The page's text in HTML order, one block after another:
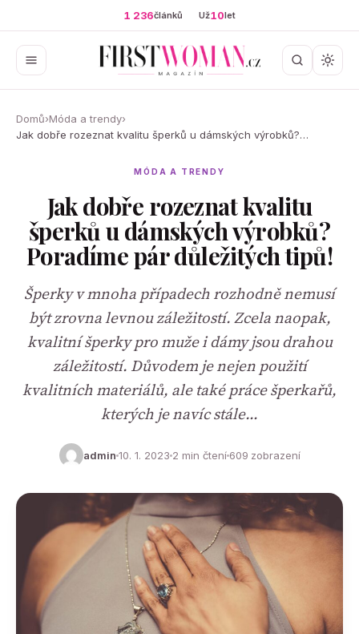
1 236článků Už10let
Domů›Móda a trendy›
Jak dobře rozeznat kvalitu šperků u dámských výrobků?…
MÓDA A TRENDY
Jak dobře rozeznat kvalitu
šperků u dámských výrobků?
Poradíme pár důležitých tipů!
Šperky v mnoha případech rozhodně nemusí
být zrovna levnou záležitostí. Zcela naopak,
kvalitní šperky pro muže i dámy jsou drahou
záležitostí. Důvodem je nejen použití
kvalitních materiálů, ale také práce šperkařů,
kterých je navíc stále…
admin 10. 1. 2023 2 min čtení609 zobrazení